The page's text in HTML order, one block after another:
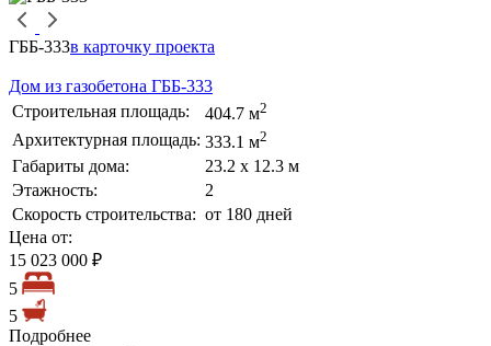
ГББ-333в карточку проекта
Дом из газобетона ГББ-333
Строительная площадь:
404.7 м2
Архитектурная площадь: 333.1 м2
Габариты дома:
23.2 х 12.3 м
Этажность:
2
Скорость строительства: от 180 дней
Цена от:
15 023 000 ₽
5
5
Подробнее